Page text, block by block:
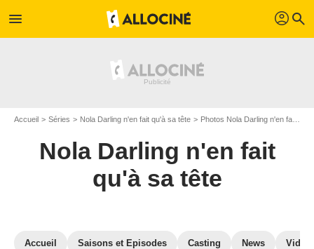
menu profil search
Accueil Séries Nola Darling n'en fait qu'à sa tête Photos Nola Darling n'en fait qu'à sa tête
Nola Darling n'en fait
qu'à sa tête
Accueil Saisons et Episodes Casting News